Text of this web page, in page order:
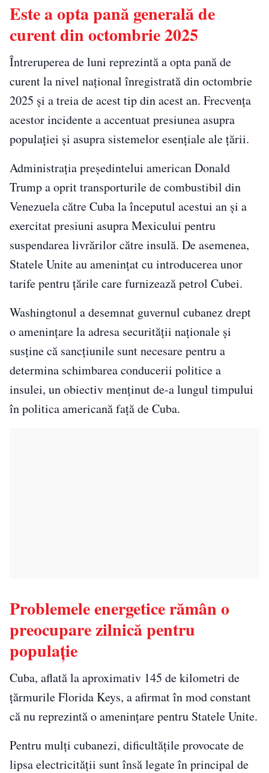
Este a opta pană generală de
curent din octombrie 2025
Întreruperea de luni reprezintă a opta pană de
curent la nivel național înregistrată din octombrie
2025 și a treia de acest tip din acest an. Frecvența
acestor incidente a accentuat presiunea asupra
populației și asupra sistemelor esențiale ale țării.
Administrația președintelui american Donald
Trump a oprit transporturile de combustibil din
Venezuela către Cuba la începutul acestui an și a
exercitat presiuni asupra Mexicului pentru
suspendarea livrărilor către insulă. De asemenea,
Statele Unite au amenințat cu introducerea unor
tarife pentru țările care furnizează petrol Cubei.
Washingtonul a desemnat guvernul cubanez drept
o amenințare la adresa securității naționale și
susține că sancțiunile sunt necesare pentru a
determina schimbarea conducerii politice a
insulei, un obiectiv menținut de-a lungul timpului
în politica americană față de Cuba.
Problemele energetice rămân o
preocupare zilnică pentru
populație
Cuba, aflată la aproximativ 145 de kilometri de
țărmurile Florida Keys, a afirmat în mod constant
că nu reprezintă o amenințare pentru Statele Unite.
Pentru mulți cubanezi, dificultățile provocate de
lipsa electricității sunt însă legate în principal de